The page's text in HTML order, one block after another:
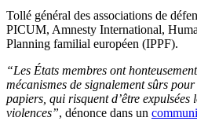
Tollé général des associations de
PICUM, Amnesty International,
Planning familial européen (IPPF).
“Les États membres ont
mécanismes de signalement sûrs
papiers, qui risquent d’être expulsées
violences”, dénonce dans un